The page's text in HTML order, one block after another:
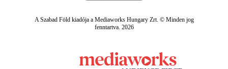
A Szabad Föld kiadója a Mediaworks Hungary Zrt. © Minden jog
fenntartva. 2026